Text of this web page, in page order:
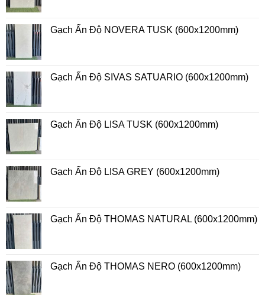
Gạch Ấn Độ NOVERA TUSK (600x1200mm)
Gạch Ấn Độ SIVAS SATUARIO (600x1200mm)
Gạch Ấn Độ LISA TUSK (600x1200mm)
Gạch Ấn Độ LISA GREY (600x1200mm)
Gạch Ấn Độ THOMAS NATURAL (600x1200mm)
Gạch Ấn Độ THOMAS NERO (600x1200mm)